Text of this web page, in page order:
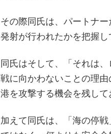
その際同氏は、パートナ
発射が行われたかを把握し
同氏はそして、「それは
戦に向かわないことの理
港を攻撃する機会を残して
加えて同氏は、「海の停